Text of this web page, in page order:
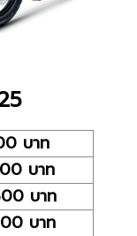
บาท
บาท
บาท
บาท